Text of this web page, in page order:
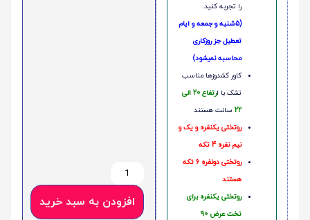
را تجربه کنید.
(5شنبه و جمعه و ایام
تعطیل جز روزکاری
محاسبه نمیشود)
کاور کشدوزها مناسب
تشک با ا
رتفاع 20 الی
22 سانت هستند
روتختی یکنفره و یک و
نیم نفره 4 تکه
روتختی دونفره 6 تکه
هستند
روتختی یکنفره برای
تخت عرض 90
افزودن به سبد خرید